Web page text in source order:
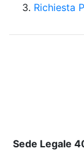
Richiesta
Sede Legale